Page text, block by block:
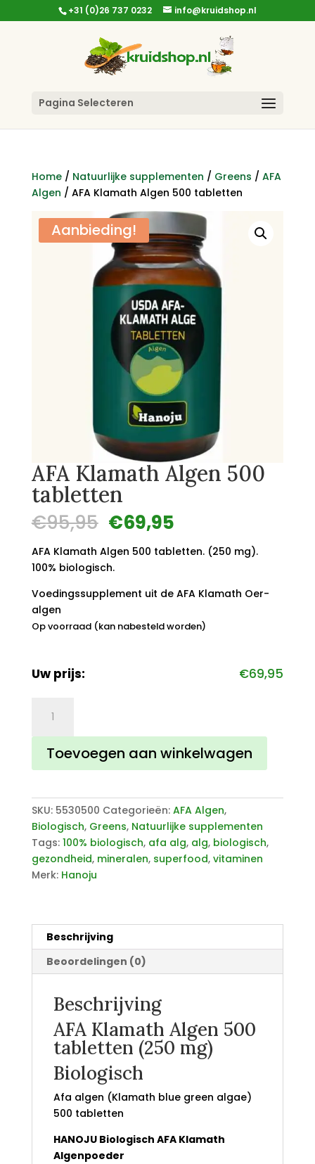
+31 (0)26 737 0232 info@kruidshop.nl
Pagina Selecteren
Home/ Natuurlijke supplementen / Greens / AFA
Algen / AFA Klamath Algen 500 tabletten
Aanbieding!
AFA Klamath Algen 500
tabletten
€95,95 Oorspronkelijke
prijs
was:
€95,95.
€69,95Huidige
is:
AFA Klamath Algen 500 tabletten. (250 mg).
100% biologisch.
Voedingssupplement uit de AFA Klamath Oer-
algen
Op voorraad (kan nabesteld worden)
Uw prijs: €69,95
Klamath
Algen
500
tabletten
Toevoegen aan winkelwagen
SKU: 5530500 Categorieën: AFA Algen,
Biologisch, Greens, Natuurlijke supplementen
Tags: 100% biologisch, afa alg, alg, biologisch,
gezondheid, mineralen, superfood, vitaminen
Merk: Hanoju
Beschrijving
Beoordelingen (0)
Beschrijving
AFA Klamath Algen 500
tabletten (250 mg)
Biologisch
Afa algen (Klamath blue green algae)
500 tabletten
HANOJU Biologisch AFA Klamath
Algenpoeder